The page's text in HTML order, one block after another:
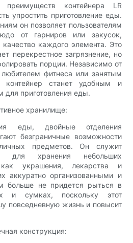
контейнера LR
упростить приготовление еды.
он позволяет пользователям
от гарниров или закусок,
каждого элемента. Это
перекрестное загрязнение, но
порции. Независимо от
фитнеса или занятым
контейнер станет удобным и
приготовления еды.
хранилище:
еды, двойные отделения
безграничные возможности
предметов. Он служит
для хранения небольших
украшения, лекарства и
аккуратно организованными и
больше не придется рыться в
и сумках, поскольку этот
повседневную жизнь и повысит
конструкция: